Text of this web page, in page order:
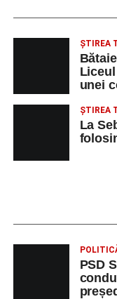
ŞTIREA
unei
ŞTIREA
La
PSD